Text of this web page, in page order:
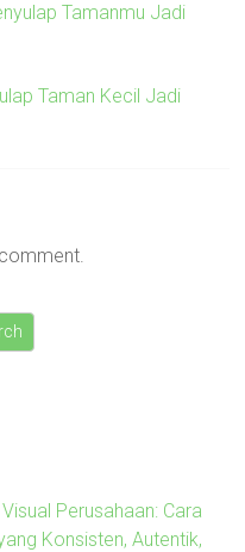
Tamanmu Jadi
Taman Kecil Jadi
Perusahaan: Cara
Konsisten, Autentik,